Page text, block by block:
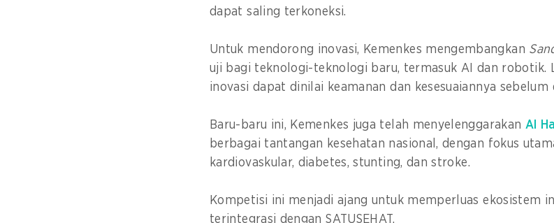
dapat saling terkoneksi.
Untuk mendorong inovasi, Kemenkes mengembangkan
uji bagi teknologi-teknologi baru, termasuk AI dan robotik.
inovasi dapat dinilai keamanan dan kesesuaiannya sebelum
Baru-baru ini, Kemenkes juga telah menyelenggarakan AI
berbagai tantangan kesehatan nasional, dengan fokus
kardiovaskular, diabetes, stunting, dan stroke.
Kompetisi ini menjadi ajang untuk memperluas ekosistem
terintegrasi dengan SATUSEHAT.